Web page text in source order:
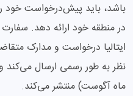
باشد، باید پیش‌درخواست خود
در منطقه خود ارائه دهد.
ایتالیا درخواست و مدارک
نظر به طور رسمی ارسال می‌کند
ماه آگوست) منتشر می‌کند.